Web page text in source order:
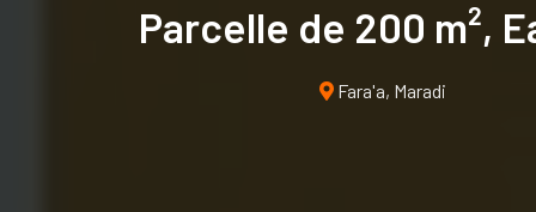
Parcelle de 200 m²,
ForageFara'a, Maradi